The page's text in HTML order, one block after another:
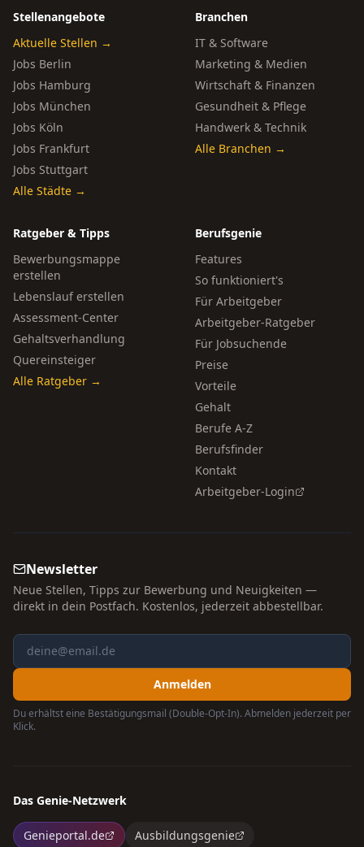
Stellenangebote
Aktuelle Stellen →
Jobs Berlin
Jobs Hamburg
Jobs München
Jobs Köln
Jobs Frankfurt
Jobs Stuttgart
Alle Städte →
Branchen
IT & Software
Marketing & Medien
Wirtschaft & Finanzen
Gesundheit & Pflege
Handwerk & Technik
Alle Branchen →
Ratgeber & Tipps
Bewerbungsmappe
erstellen
Lebenslauf erstellen
Assessment-Center
Gehaltsverhandlung
Quereinsteiger
Alle Ratgeber →
Berufsgenie
Features
So funktioniert's
Für Arbeitgeber
Arbeitgeber-Ratgeber
Für Jobsuchende
Preise
Vorteile
Gehalt
Berufe A-Z
Berufsfinder
Kontakt
Arbeitgeber-Login
Newsletter
Neue Stellen, Tipps zur Bewerbung und Neuigkeiten —
direkt in dein Postfach. Kostenlos, jederzeit abbestellbar.
Anmelden
Du erhältst eine Bestätigungsmail (Double-Opt-In). Abmelden jederzeit per
Klick.
Das Genie-Netzwerk
Genieportal.de Ausbildungsgenie